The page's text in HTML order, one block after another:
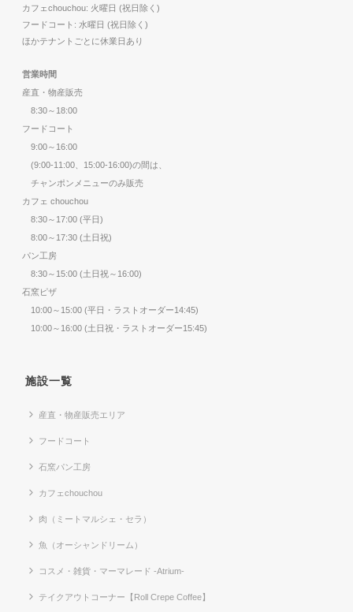
カフェchouchou: 火曜日 (祝日除く)
フードコート: 水曜日 (祝日除く)
ほかテナントごとに休業日あり
営業時間
産直・物産販売
8:30～18:00
フードコート
9:00～16:00
(9:00-11:00、15:00-16:00)の間は、
チャンポンメニューのみ販売
カフェ chouchou
8:30～17:00 (平日)
8:00～17:30 (土日祝)
パン工房
8:30～15:00 (土日祝～16:00)
石窯ピザ
10:00～15:00 (平日・ラストオーダー14:45)
10:00～16:00 (土日祝・ラストオーダー15:45)
施設一覧
産直・物産販売エリア
フードコート
石窯パン工房
カフェchouchou
肉（ミートマルシェ・セラ）
魚（オーシャンドリーム）
コスメ・雑貨・マーマレード -Atrium-
テイクアウトコーナー【Roll Crepe Coffee】